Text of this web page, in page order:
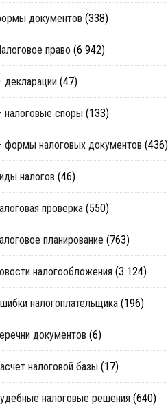
документов (338)
право (6 942)
декларации (47)
налоговые споры (133)
формы налоговых документов (436)
налогов (46)
проверка (550)
планирование (763)
налогообложения (3 124)
налогоплательщика (196)
документов (6)
налоговой базы (17)
налоговые решения (640)